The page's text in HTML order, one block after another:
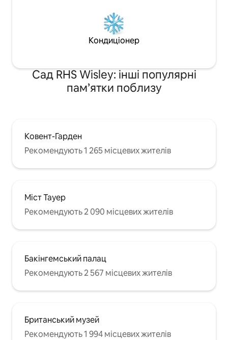
Кондиціонер
Сад RHS Wisley: інші популярні
пам’ятки поблизу
Ковент-Гарден
Рекомендують 1 265 місцевих жителів
Міст Тауер
Рекомендують 2 090 місцевих жителів
Бакінгемський палац
Рекомендують 2 567 місцевих жителів
Британський музей
Рекомендують 1 994 місцевих жителів